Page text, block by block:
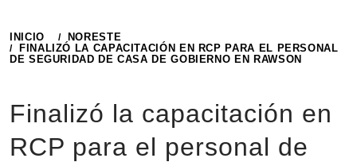
INICIO
NORESTE
FINALIZÓ LA CAPACITACIÓN EN RCP PARA EL PERSONAL
DE SEGURIDAD DE CASA DE GOBIERNO EN RAWSON
Finalizó la capacitación en
RCP para el personal de